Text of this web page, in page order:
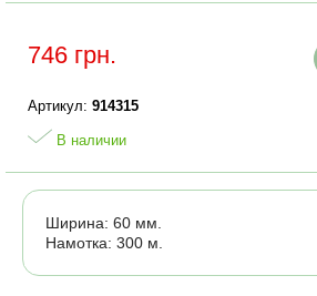
746 грн.
Артикул: 914315
В наличии
Ширина: 60 мм.
Намотка: 300 м.